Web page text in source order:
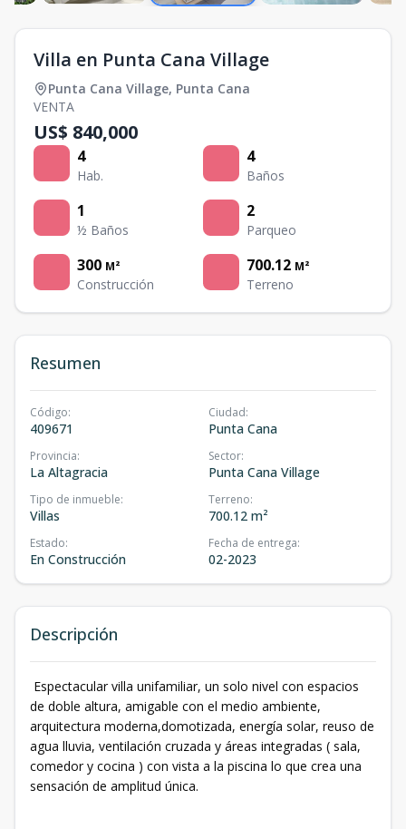
Villa en Punta Cana Village
Punta Cana Village, Punta Cana
VENTA
US$ 840,000
4
Hab.
4
Baños
1
½ Baños
2
Parqueo
300 M²
Construcción
700.12 M²
Terreno
Resumen
Código:
409671
Ciudad:
Punta Cana
Provincia:
La Altagracia
Sector:
Punta Cana Village
Tipo de inmueble:
Villas
Terreno:
700.12 m²
Estado:
En Construcción
Fecha de entrega:
02-2023
Descripción
Espectacular villa unifamiliar, un solo nivel con espacios
de doble altura, amigable con el medio ambiente,
arquitectura moderna,domotizada, energía solar, reuso de
agua lluvia, ventilación cruzada y áreas integradas ( sala,
comedor y cocina ) con vista a la piscina lo que crea una
sensación de amplitud única.